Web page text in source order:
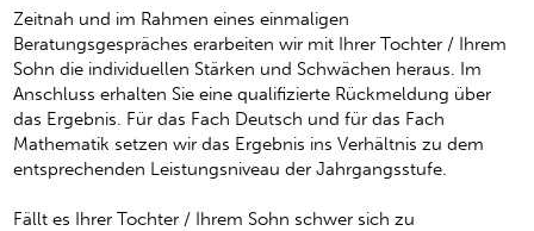
Zeitnah und im Rahmen eines einmaligen
Beratungsgespräches erarbeiten wir mit Ihrer Tochter / Ihrem
Sohn die individuellen Stärken und Schwächen heraus. Im
Anschluss erhalten Sie eine qualifizierte Rückmeldung über
das Ergebnis. Für das Fach Deutsch und für das Fach
Mathematik setzen wir das Ergebnis ins Verhältnis zu dem
entsprechenden Leistungsniveau der Jahrgangsstufe.
Fällt es Ihrer Tochter / Ihrem Sohn schwer sich zu